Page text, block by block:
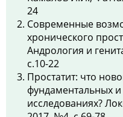
24
Современные
хронического
Андрология и
с.10-22
Простатит: что
фундаментальных
исследованиях?